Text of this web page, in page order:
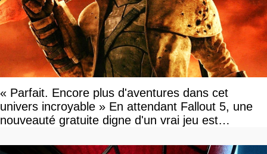
« Parfait. Encore plus d'aventures dans cet
univers incroyable » En attendant Fallout 5, une
nouveauté gratuite digne d'un vrai jeu est